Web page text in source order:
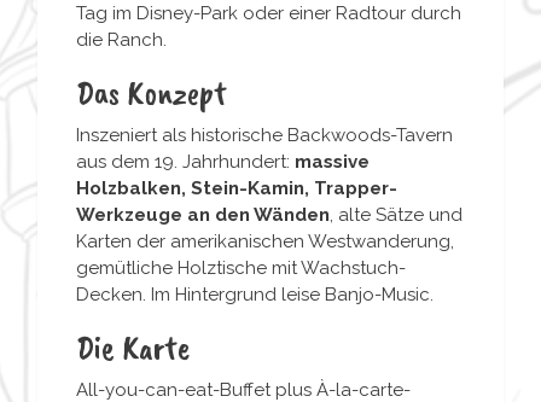
Tag im Disney-Park oder einer Radtour durch
die Ranch.
Das Konzept
Inszeniert als historische Backwoods-Tavern
aus dem 19. Jahrhundert: massive
Holzbalken, Stein-Kamin, Trapper-
Werkzeuge an den Wänden, alte Sätze und
Karten der amerikanischen Westwanderung,
gemütliche Holztische mit Wachstuch-
Decken. Im Hintergrund leise Banjo-Music.
Die Karte
All-you-can-eat-Buffet plus À-la-carte-